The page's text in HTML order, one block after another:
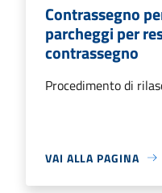
Contrassegno
parcheggi per
contrassegno
Procedimento di
VAI ALLA PAGINA